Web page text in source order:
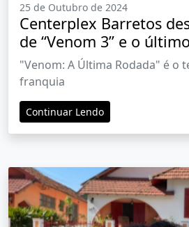
25 de Outubro de 2024
Centerplex Barretos
de “Venom 3” e o
semana da promoção
crianças
"Venom: A Última Rodada" é o
franquia
Continuar Lendo